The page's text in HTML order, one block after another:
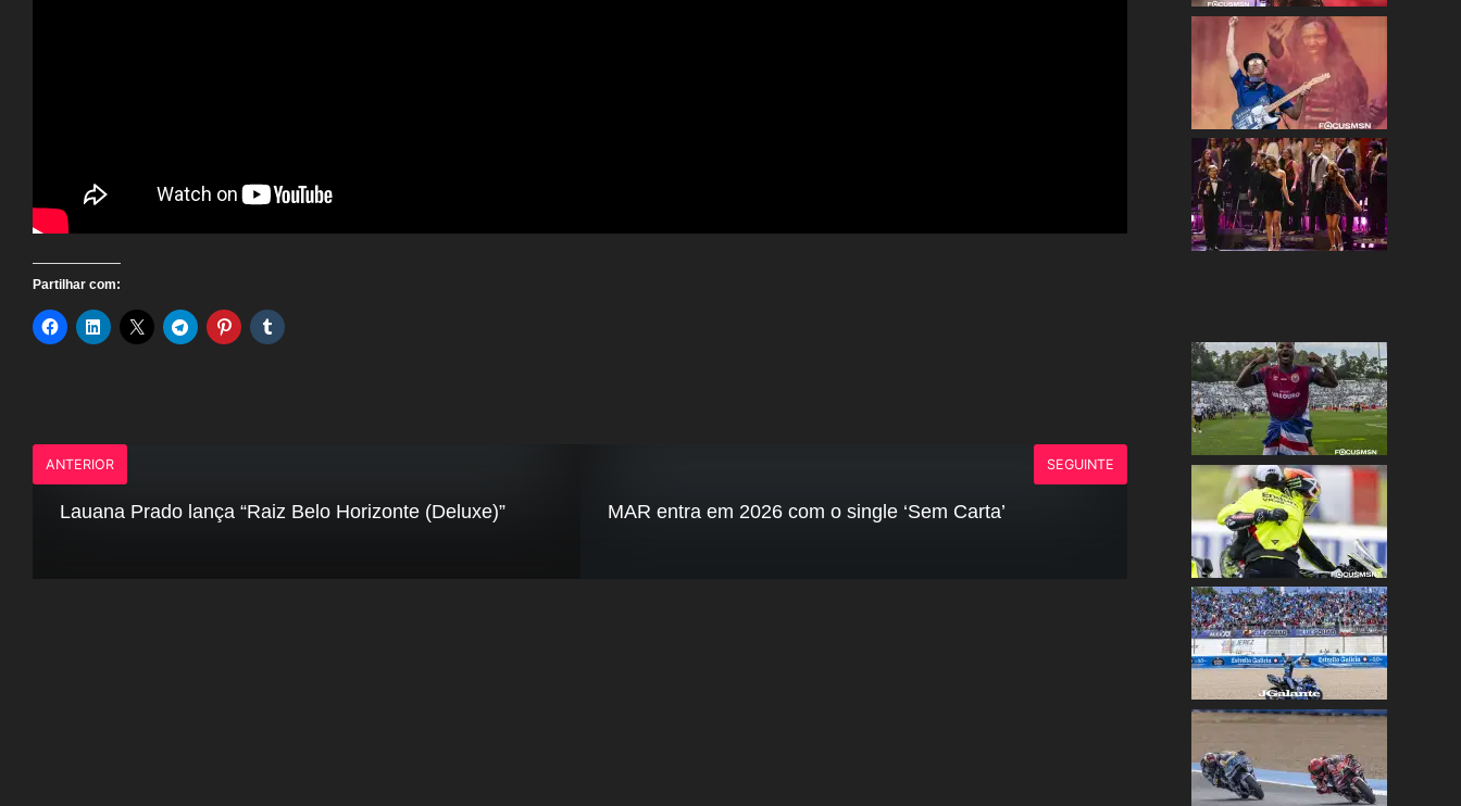
Partilhar com:
ANTERIOR
Lauana Prado lança “Raiz Belo Horizonte (Deluxe)” MAR entra em 2026 com o single ‘Sem Carta’
SEGUINTE